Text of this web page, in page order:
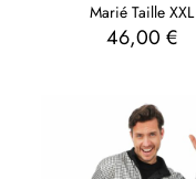
Marié Taille XXL
46,00€